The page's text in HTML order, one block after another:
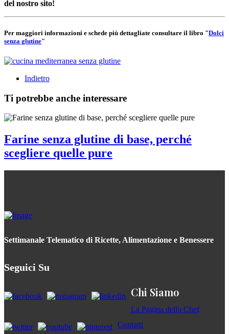
del nostro sito!
Per maggiori informazioni e schede più dettagliate consultare il libro "Dolci
senza glutine"
Indietro
Ti potrebbe anche interessare
Farine senza glutine di base, perché
scegliere quelle pure
Settimanale Telematico di Ricette, Alimentazione e Benessere
Seguici Su
Chi Siamo
La Pagina dello Chef
Contatti